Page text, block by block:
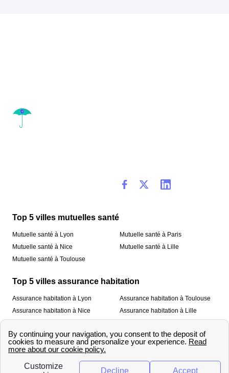
Top 5 villes mutuelles santé
Mutuelle santé à Lyon
Mutuelle santé à Nice
Mutuelle santé à Toulouse
Mutuelle santé à Paris
Mutuelle santé à Lille
Top 5 villes assurance habitation
Assurance habitation à Lyon
Assurance habitation à Nice
Assurance habitation à Toulouse
Assurance habitation à Lille
À propos
Qui sommes-nous ? Mentions légales